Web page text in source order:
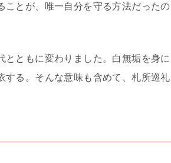
ことが、唯一自分を守る方法だったの
ともに変わりました。白無垢を身に
する。そんな意味も含めて、札所巡礼